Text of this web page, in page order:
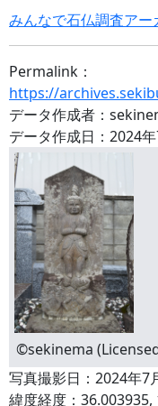
みんなで石仏調査アー
Permalink：
https://
データ作成者：
データ作成日：2024
©sekinema
写真撮影日：2024年7
緯度経度：36.003935,